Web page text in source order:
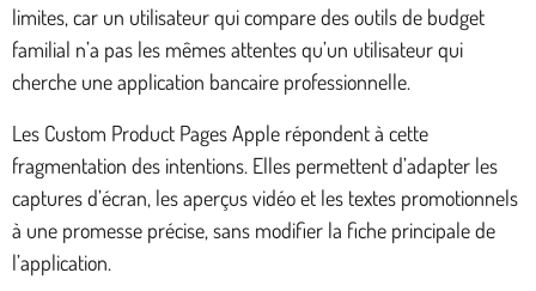
limites, car un utilisateur qui compare des outils de budget
familial n’a pas les mêmes attentes qu’un utilisateur qui
cherche une application bancaire professionnelle.
Les Custom Product Pages Apple répondent à cette
fragmentation des intentions. Elles permettent d’adapter les
captures d’écran, les aperçus vidéo et les textes promotionnels
à une promesse précise, sans modifier la fiche principale de
l’application.